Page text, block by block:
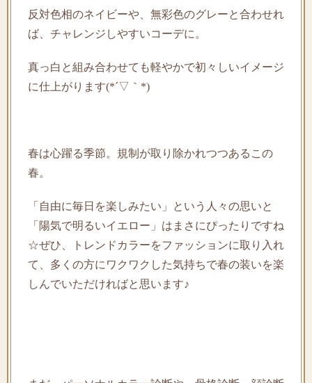
反対色相のネイビーや、無彩色のグレーと合わせれ
ば、チャレンジしやすいコーデに。
真っ白と組み合わせても軽やかで初々しいイメージ
に仕上がります(*´▽｀*)
春は心躍る季節。規制が取り除かれつつあるこの
春。
「自由に毎日を楽しみたい」という人々の思いと
「陽気で明るいイエロー」はまさにぴったりですね
☆ぜひ、トレンドカラーをファッションに取り入れ
て、多くの方にワクワクした気持ちで春の装いを楽
しんでいただければと思います♪